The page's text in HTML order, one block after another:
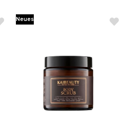
Neues